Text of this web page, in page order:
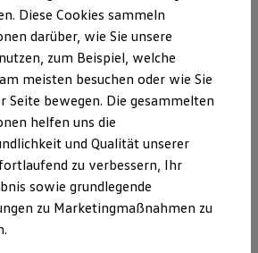
& Garantien
für Nutzfahrzeuge
Service
Special
Pflege & Inspektion
anfragen
Vorteile bei Volkswagen Nutzfahrzeuge
Service
& Reifen Service
GmbH & Co. KG
Audi, VW PKW und
Diese Cookies sammeln
darüber, wie Sie unsere
zum Beispiel, welche
meisten besuchen oder wie Sie
Seite bewegen. Die gesammelten
helfen uns die
und Qualität unserer
zu verbessern, Ihr
sowie grundlegende
zu Marketingmaßnahmen zu